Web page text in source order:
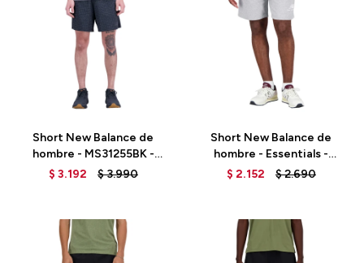
Short New Balance de
hombre - MS31255BK -
BLACK
$ 3.192 $3.990
Short New Balance de
hombre - Essentials -
MS31540AG - GREY
$ 2.152 $2.690